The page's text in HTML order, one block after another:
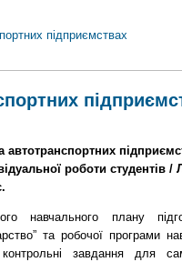
підприємствах
автотранспортних
роботи студентів /
навчального плану
та робочої програми
завдання для